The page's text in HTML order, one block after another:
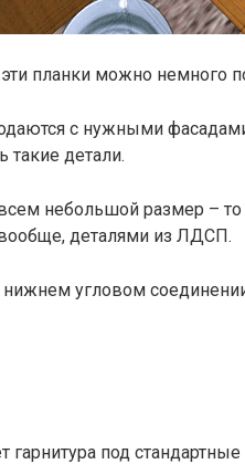
планки можно немного
с нужными
такие детали.
небольшой размер –
деталями из ЛДСП.
нижнем угловом
гарнитура под